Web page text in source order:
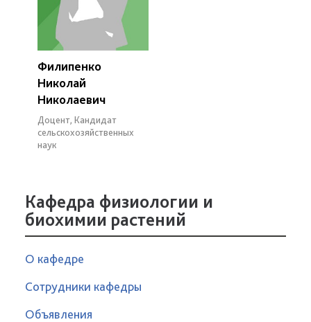
Филипенко
Николай
Николаевич
Доцент, Кандидат
сельскохозяйственных
наук
Кафедра физиологии и
биохимии растений
О кафедре
Сотрудники кафедры
Объявления